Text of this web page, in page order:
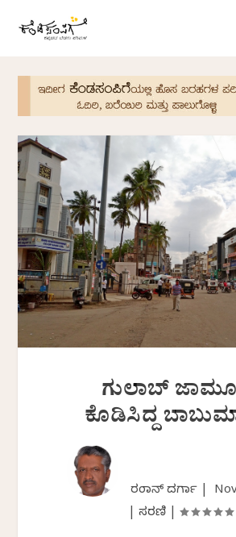
ಗುಲಾಬ್
ಕೊಡಿಸಿದ್ದ
ರಂಜಾನ್ ದರ್ಗಾ |
ಸರಣಿ